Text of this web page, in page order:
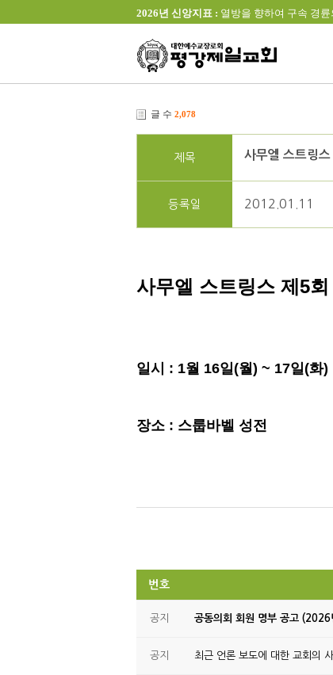
2026년 신앙지표 : 열방을 향하여 구속 경
글 수 2,078
제목 사무엘 스트링
등록일 2012.01.11
사무엘 스트링스 제5
일시 : 1월 16일(월) ~ 17일(화)
장소 : 스룹바벨 성전
번호
공지 공동의회 회원 명부 공고
공지 최근 언론 보도에 대한 교회의